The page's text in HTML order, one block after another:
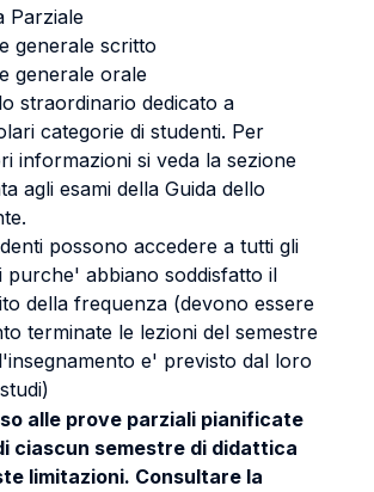
Parziale
generale scritto
generale orale
straordinario dedicato a
categorie di studenti. Per
informazioni si veda la sezione
agli esami della Guida dello
possono accedere a tutti gli
purche' abbiano soddisfatto il
della frequenza (devono essere
terminate le lezioni del semestre
e' previsto dal loro
alle prove parziali pianificate
ciascun semestre di didattica
limitazioni. Consultare la